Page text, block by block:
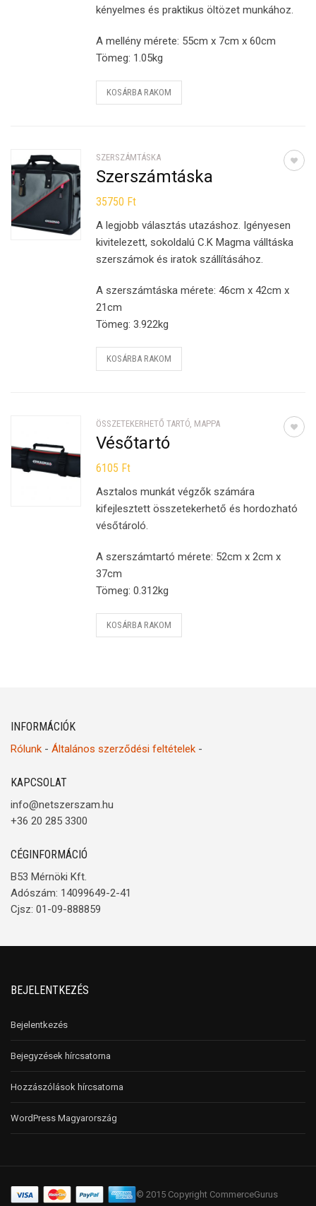
kényelmes és praktikus öltözet munkához.
A mellény mérete: 55cm x 7cm x 60cm
Tömeg: 1.05kg
KOSÁRBA RAKOM
SZERSZÁMTÁSKA
Szerszámtáska
35750 Ft
A legjobb választás utazáshoz. Igényesen
kivitelezett, sokoldalú C.K Magma válltáska
szerszámok és iratok szállításához.
A szerszámtáska mérete: 46cm x 42cm x
21cm
Tömeg: 3.922kg
KOSÁRBA RAKOM
ÖSSZETEKERHETŐ TARTÓ, MAPPA
Vésőtartó
6105 Ft
Asztalos munkát végzők számára
kifejlesztett összetekerhető és hordozható
vésőtároló.
A szerszámtartó mérete: 52cm x 2cm x
37cm
Tömeg: 0.312kg
KOSÁRBA RAKOM
INFORMÁCIÓK
Rólunk - Általános szerződési feltételek -
KAPCSOLAT
info@netszerszam.hu
+36 20 285 3300
CÉGINFORMÁCIÓ
B53 Mérnöki Kft.
Adószám: 14099649-2-41
Cjsz: 01-09-888859
BEJELENTKEZÉS
Bejelentkezés
Bejegyzések hírcsatorna
Hozzászólások hírcsatorna
WordPress Magyarország
© 2015 Copyright CommerceGurus